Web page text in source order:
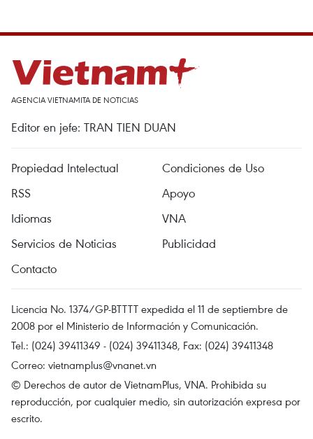
AGENCIA VIETNAMITA DE NOTICIAS
Editor en jefe: TRAN TIEN DUAN
Propiedad Intelectual
Condiciones de Uso
RSS
Apoyo
Idiomas
VNA
Servicios de Noticias
Publicidad
Contacto
Licencia No. 1374/GP-BTTTT expedida el 11 de septiembre de
2008 por el Ministerio de Información y Comunicación.
Tel.: (024) 39411349 - (024) 39411348, Fax: (024) 39411348
Correo: vietnamplus@vnanet.vn
© Derechos de autor de VietnamPlus, VNA. Prohibida su
reproducción, por cualquier medio, sin autorización expresa por
escrito.